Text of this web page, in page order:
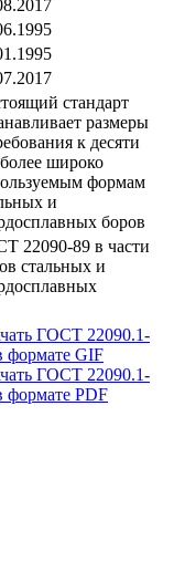
стандарт
размеры
к десяти
широко
формам
и
боров
22090-89 в части
стальных и
ГОСТ 22090.1-
формате GIF
ГОСТ 22090.1-
формате PDF